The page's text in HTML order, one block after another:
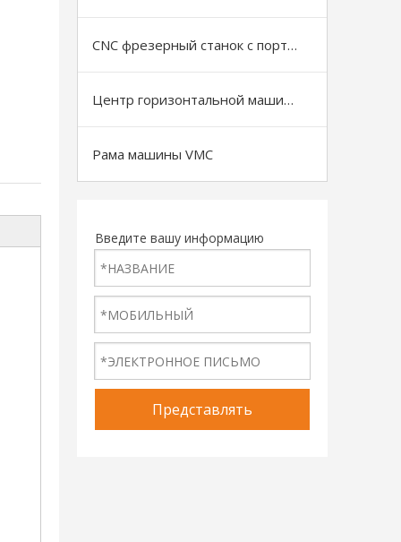
CNC фрезерный станок с портальной (рамной) конструкцией
Центр горизонтальной машины с ЧПУ
Рама машины VMC
Введите вашу информацию
Представлять